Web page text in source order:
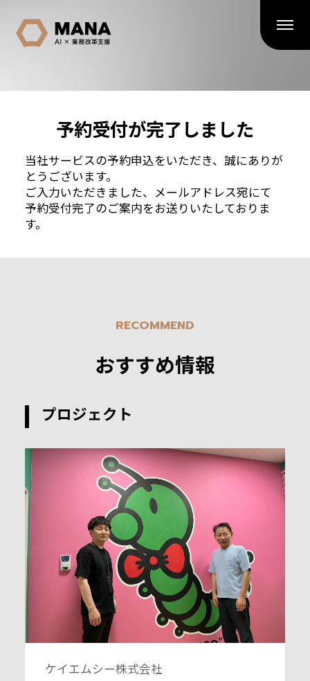
予約受付が完了しました
当社サービスの予約申込をいただき、誠にありが
とうございます。
ご入力いただきました、メールアドレス宛にて
予約受付完了のご案内をお送りいたしておりま
す。
RECOMMEND
おすすめ情報
プロジェクト
ケイエムシー株式会社